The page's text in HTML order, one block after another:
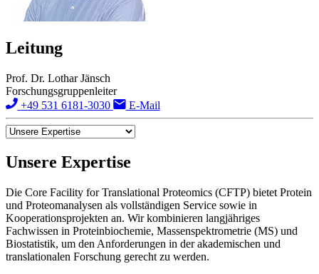
Leitung
Prof. Dr. Lothar Jänsch
Forschungsgruppenleiter
+49 531 6181-3030
E-Mail
Unsere Expertise
Die Core Facility for Translational Proteomics (CFTP) bietet Protein
und Proteomanalysen als vollständigen Service sowie in
Kooperationsprojekten an. Wir kombinieren langjähriges
Fachwissen in Proteinbiochemie, Massenspektrometrie (MS) und
Biostatistik, um den Anforderungen in der akademischen und
translationalen Forschung gerecht zu werden.